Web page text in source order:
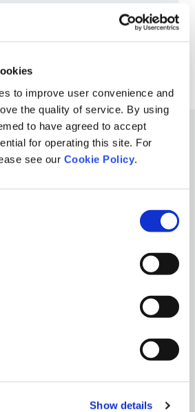
to improve user convenience and
the quality of service. By using
to have agreed to accept
for operating this site. For
see our Cookie Policy.
Show details
599,800
経営方針